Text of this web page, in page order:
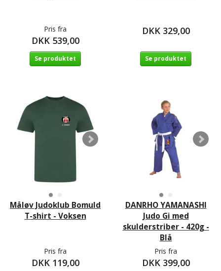
Pris fra
DKK 539,00
Se produktet
DKK 329,00
Se produktet
Måløv Judoklub Bomuld
T-shirt - Voksen
Pris fra
DKK 119,00
DANRHO YAMANASHI
Judo Gi med
skulderstriber - 420g -
Blå
Pris fra
DKK 399,00